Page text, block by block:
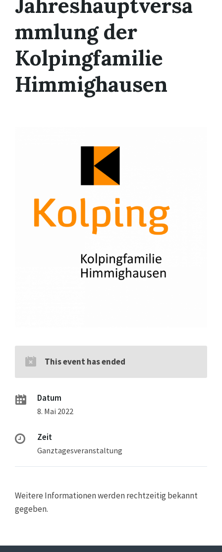
mmlung der
Kolpingfamilie
Himmighausen
This event has ended
Datum
8. Mai 2022
Zeit
Ganztagesveranstaltung
Weitere Informationen werden rechtzeitig bekannt
gegeben.